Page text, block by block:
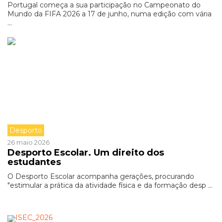
Portugal começa a sua participação no Campeonato do
Mundo da FIFA 2026 a 17 de junho, numa edição com vária
...
Desporto
26 maio 2026
Desporto Escolar. Um direito dos
estudantes
O Desporto Escolar acompanha gerações, procurando
"estimular a prática da atividade física e da formação desp ...